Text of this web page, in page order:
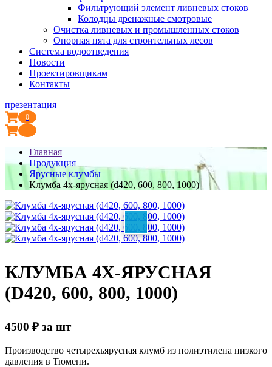
Фильтрующий элемент ливневых стоков
Колодцы дренажные смотровые
Очистка ливневых и промышленных стоков
Опорная пята для строительных лесов
Система водоотведения
Новости
Проектировщикам
Контакты
презентация
0
Главная
Продукция
Ярусные клумбы
Клумба 4х-ярусная (d420, 600, 800, 1000)
КЛУМБА 4Х-ЯРУСНАЯ
(D420, 600, 800, 1000)
4500 ₽ за шт
Производство четырехъярусная клумб из полиэтилена низкого
давления в Тюмени.